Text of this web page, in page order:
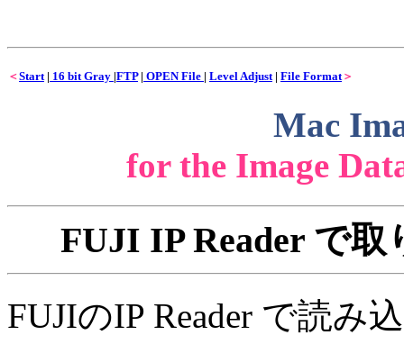
＜Start| 16 bit Gray |FTP| OPEN File | Level Adjust| File Format＞
Mac
for the Image
FUJI IP Reader で
FUJIのIP Reader で読み